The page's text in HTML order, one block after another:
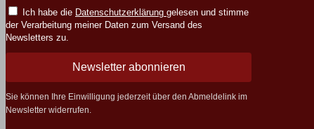
Ich habe die Datenschutzerklärung gelesen und stimme
der Verarbeitung meiner Daten zum Versand des
Newsletters zu.
Newsletter abonnieren
Sie können Ihre Einwilligung jederzeit über den Abmeldelink im
Newsletter widerrufen.